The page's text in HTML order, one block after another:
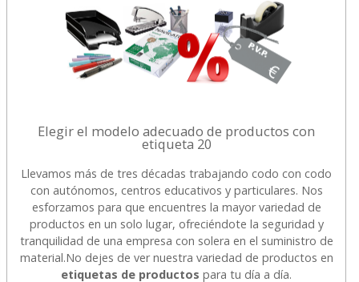
Elegir el modelo adecuado de productos con
etiqueta 20
Llevamos más de tres décadas trabajando codo con codo
con autónomos, centros educativos y particulares. Nos
esforzamos para que encuentres la mayor variedad de
productos en un solo lugar, ofreciéndote la seguridad y
tranquilidad de una empresa con solera en el suministro de
material.No dejes de ver nuestra variedad de productos en
etiquetas de productos para tu día a día.